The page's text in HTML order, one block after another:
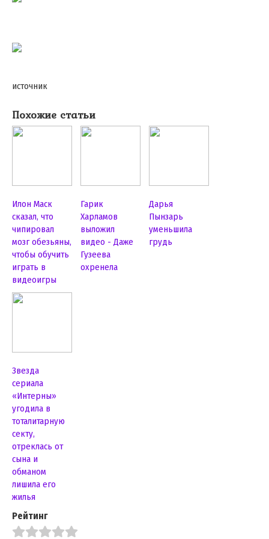
источник
Похожие статьи
Илон Маск
сказал, что
чипировал
мозг обезьяны,
чтобы обучить
играть в
видеоигры
Гарик
Харламов
выложил
видео - Даже
Гузеева
охренела
Дарья
Пынзарь
уменьшила
грудь
Звезда
сериала
«Интерны»
угодила в
тоталитарную
секту,
отреклась от
сына и
обманом
лишила его
жилья
Рейтинг